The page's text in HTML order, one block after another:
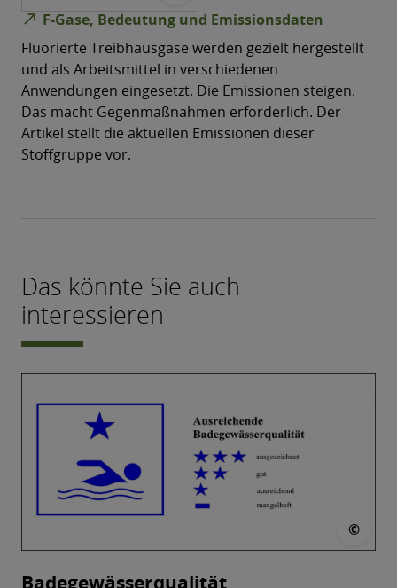
north_east F-Gase, Bedeutung und Emissionsdaten
Fluorierte Treibhausgase werden gezielt hergestellt
und als Arbeitsmittel in verschiedenen
Anwendungen eingesetzt. Die Emissionen steigen.
Das macht Gegenmaßnahmen erforderlich. Der
Artikel stellt die aktuellen Emissionen dieser
Stoffgruppe vor.
Das könnte Sie auch
interessieren
©
Badegewässerqualität